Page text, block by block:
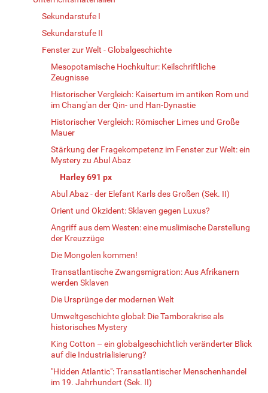
Sekundarstufe I
Sekundarstufe II
Fenster zur Welt - Globalgeschichte
Mesopotamische Hochkultur: Keilschriftliche
Zeugnisse
Historischer Vergleich: Kaisertum im antiken Rom und
im Chang'an der Qin- und Han-Dynastie
Historischer Vergleich: Römischer Limes und Große
Mauer
Stärkung der Fragekompetenz im Fenster zur Welt: ein
Mystery zu Abul Abaz
Harley 691 px
Abul Abaz - der Elefant Karls des Großen (Sek. II)
Orient und Okzident: Sklaven gegen Luxus?
Angriff aus dem Westen: eine muslimische Darstellung
der Kreuzzüge
Die Mongolen kommen!
Transatlantische Zwangsmigration: Aus Afrikanern
werden Sklaven
Die Ursprünge der modernen Welt
Umweltgeschichte global: Die Tamborakrise als
historisches Mystery
King Cotton – ein globalgeschichtlich veränderter Blick
auf die Industrialisierung?
"Hidden Atlantic": Transatlantischer Menschenhandel
im 19. Jahrhundert (Sek. II)